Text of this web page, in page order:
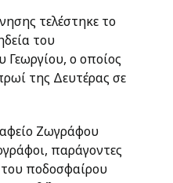
τελέστηκε το
του
Γεωργίου, ο οποίος
της Δευτέρας σε
Ζωγράφου
παράγοντες
ποδοσφαίρου